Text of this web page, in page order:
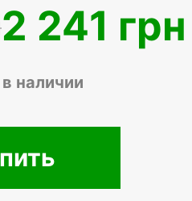
2 241 грн
наличии